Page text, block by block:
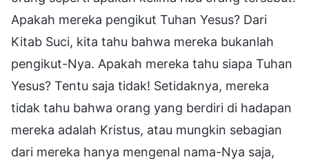
Apakah mereka pengikut Tuhan Yesus? Dari
Kitab Suci, kita tahu bahwa mereka bukanlah
pengikut-Nya. Apakah mereka tahu siapa Tuhan
Yesus? Tentu saja tidak! Setidaknya, mereka
tidak tahu bahwa orang yang berdiri di hadapan
mereka adalah Kristus, atau mungkin sebagian
dari mereka hanya mengenal nama-Nya saja,